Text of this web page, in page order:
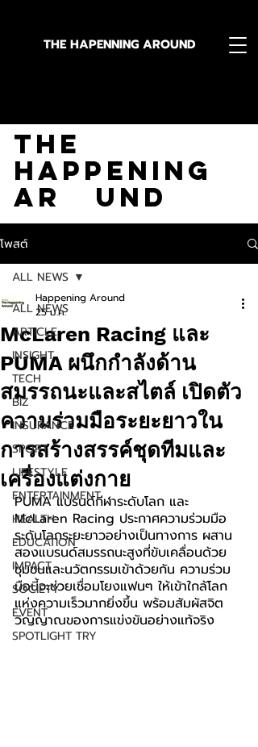
THE HAPENNING AROUND
The
Happening
Ar und
โพสต์
ALL NEWS
ARTICLE
INSIGHT
TECH
BIZ
INSURANCE
SPORT
LIFESTYLE
ENTERTAINMENT
HEALTH
EDUCATION
IMPACT
SOCIETY
EVENT
SPOTLIGHT TRY
ALL NEWS
McLaren Racing และ
PUMA ผนึกกำลังด้าน
สมรรถนะและสไตล์ เปิดตัว
ความร่วมมือระยะยาวใน
การสร้างสรรค์ชุดทีมและ
เครื่องแต่งกาย
Happening Around
25 ม.ค.
PUMA แบรนด์กีฬาระดับโลก และ
McLaren Racing ประกาศความร่วมมือ
ระดับโลกระยะยาวอย่างเป็นทางการ ผสาน
สองแบรนด์สมรรถนะสูงที่ขับเคลื่อนด้วย
ชุมชนและนวัตกรรมเข้าด้วยกัน ความร่วม
มือนี้จะช่วยเชื่อมโยงแฟนๆ ให้เข้าใกล้โลก
แห่งความเร็วมากยิ่งขึ้น พร้อมสัมผัสจิต
วิญญาณของการแข่งขันอย่างแท้จริง